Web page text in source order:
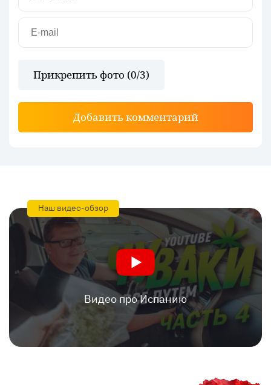
Прикрепить фото (0/3)
Добавить комментарий
Наш видео-обзор
Видео про Испанию